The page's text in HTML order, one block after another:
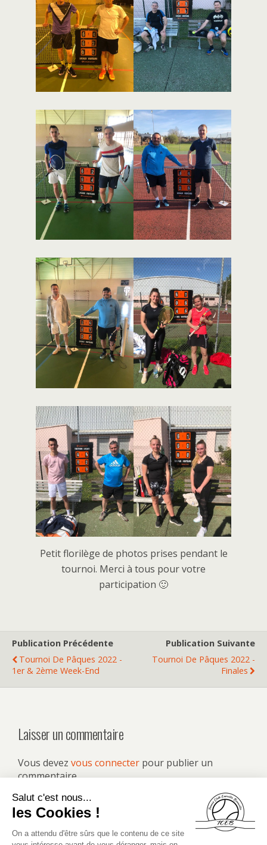
Petit florilège de photos prises pendant le
tournoi. Merci à tous pour votre
participation 🙂
Publication Précédente
Tournoi De Pâques 2022 -
1er & 2ème Week-End
Publication Suivante
Tournoi De Pâques 2022 -
Finales
Laisser un commentaire
Vous devez vous connecter pour publier un
commentaire.
Retour au début